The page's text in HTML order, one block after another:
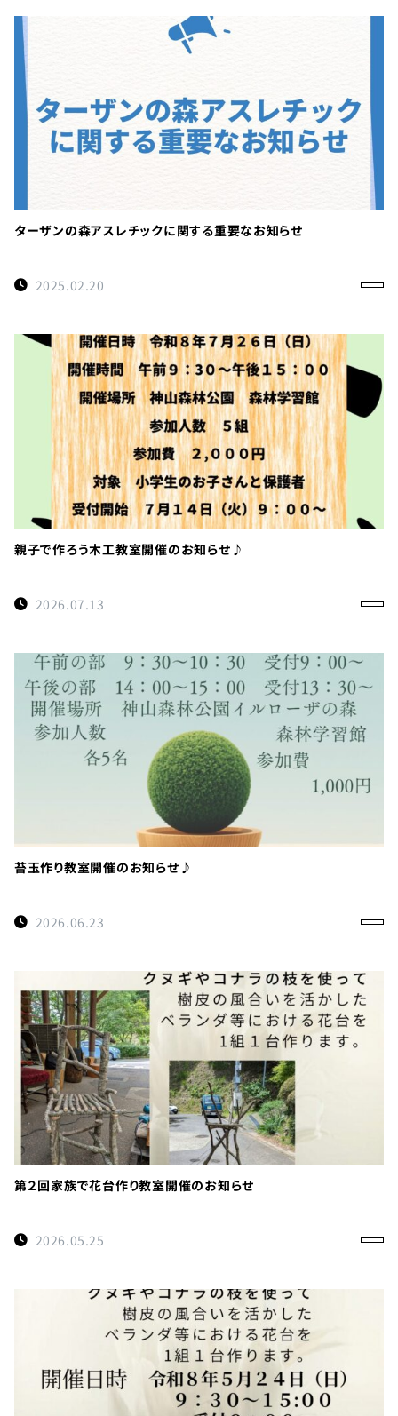
ターザンの森アスレチックに関する重要なお知らせ
2025.02.20
親子で作ろう木工教室開催のお知らせ♪
2026.07.13
苔玉作り教室開催のお知らせ♪
2026.06.23
第２回家族で花台作り教室開催のお知らせ
2026.05.25